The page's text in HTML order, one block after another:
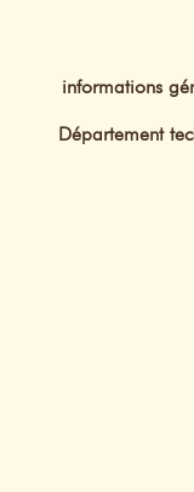
informations
Département